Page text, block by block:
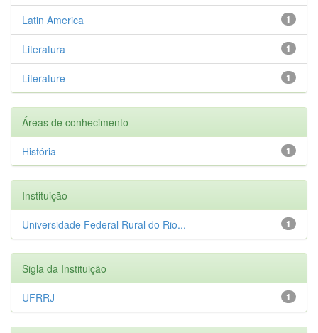
1
Latin America
1
Literatura
1
Literature
Áreas de conhecimento
1
História
Instituição
1
Universidade Federal Rural do Rio...
Sigla da Instituição
1
UFRRJ